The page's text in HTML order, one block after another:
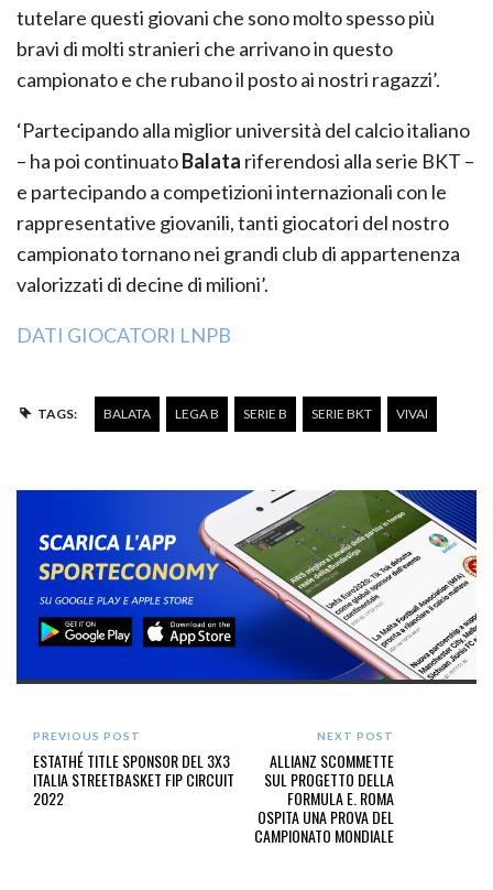
tutelare questi giovani che sono molto spesso più
bravi di molti stranieri che arrivano in questo
campionato e che rubano il posto ai nostri ragazzi’.
‘Partecipando alla miglior università del calcio italiano
– ha poi continuatoBalata riferendosi alla serie BKT –
e partecipando a competizioni internazionali con le
rappresentative giovanili, tanti giocatori del nostro
campionato tornano nei grandi club di appartenenza
valorizzati di decine di milioni’.
DATI GIOCATORI LNPB
TAGS: BALATA LEGA B SERIE B SERIE BKT VIVAI
PREVIOUS POST
ESTATHÉ TITLE SPONSOR DEL 3X3
ITALIA STREETBASKET FIP CIRCUIT
2022
NEXT POST
ALLIANZ SCOMMETTE
SUL PROGETTO DELLA
FORMULA E. ROMA
OSPITA UNA PROVA DEL
CAMPIONATO MONDIALE